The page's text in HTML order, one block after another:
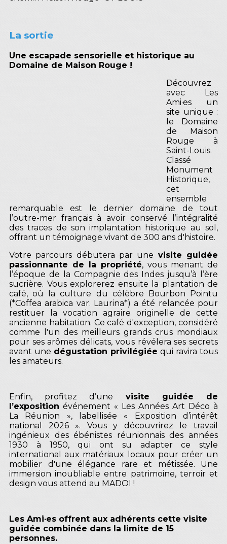
La sortie
Une escapade sensorielle et historique au
Domaine de Maison Rouge !
Découvrez
avec Les
Ami·es un
site unique :
le Domaine
de Maison
Rouge à
Saint-Louis.
Classé
Monument
Historique,
cet
ensemble
remarquable est le dernier domaine de tout
l’outre-mer français à avoir conservé l’intégralité
des traces de son implantation historique au sol,
offrant un témoignage vivant de 300 ans d'histoire.
Votre parcours débutera par une visite guidée
passionnante de la propriété, vous menant de
l’époque de la Compagnie des Indes jusqu’à l’ère
sucrière. Vous explorerez ensuite la plantation de
café, où la culture du célèbre Bourbon Pointu
(*Coffea arabica var. Laurina*) a été relancée pour
restituer la vocation agraire originelle de cette
ancienne habitation. Ce café d'exception, considéré
comme l'un des meilleurs grands crus mondiaux
pour ses arômes délicats, vous révélera ses secrets
avant une dégustation privilégiée qui ravira tous
les amateurs.
Enfin, profitez d’une visite guidée de
l’exposition événement « Les Années Art Déco à
La Réunion », labellisée « Exposition d’intérêt
national 2026 ». Vous y découvrirez le travail
ingénieux des ébénistes réunionnais des années
1930 à 1950, qui ont su adapter ce style
international aux matériaux locaux pour créer un
mobilier d'une élégance rare et métissée. Une
immersion inoubliable entre patrimoine, terroir et
design vous attend au MADOI !
Les Ami·es offrent aux adhérents cette visite
guidée combinée dans la limite de 15
personnes.